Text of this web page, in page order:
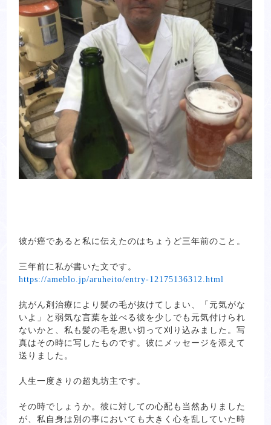
彼が癌であると私に伝えたのはちょうど三年前のこと。
三年前に私が書いた文です。
https://ameblo.jp/aruheito/entry-12175136312.html
抗がん剤治療により髪の毛が抜けてしまい、「元気がな
いよ」と弱気な言葉を並べる彼を少しでも元気付けられ
ないかと、私も髪の毛を思い切って刈り込みました。写
真はその時に写したものです。彼にメッセージを添えて
送りました。
人生一度きりの超丸坊主です。
その時でしょうか。彼に対しての心配も当然ありました
が、私自身は別の事においても大きく心を乱していた時